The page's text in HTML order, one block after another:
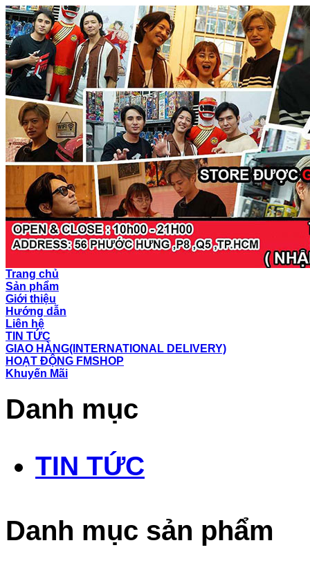
Trang chủ
Sản phẩm
Giới thiệu
Hướng dẫn
Liên hệ
TIN TỨC
GIAO HÀNG(INTERNATIONAL DELIVERY)
HOẠT ĐỘNG FMSHOP
Khuyến Mãi
Danh mục
TIN TỨC
Danh mục sản phẩm